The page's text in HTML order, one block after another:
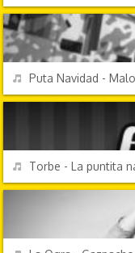
REPRODUCIR
Puta Navidad -
REPRODUCIR
Torbe - La puntita
REPRODUCIR